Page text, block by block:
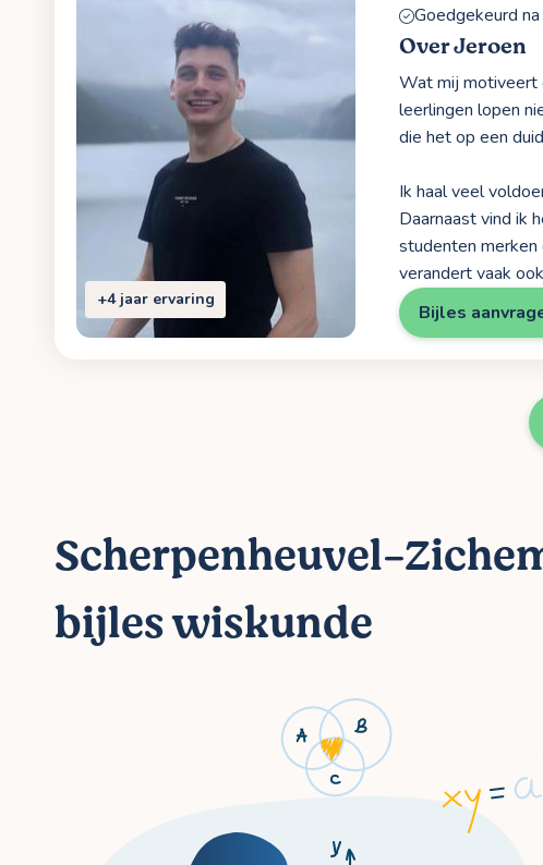
+4 jaar ervaring
Goedgekeurd
Over Jeroen
Wat mij motiveert
leerlingen lopen
die het op een
Ik haal veel
Daarnaast vind ik
studenten
verandert vaak
Bijles
Scherpenheuvel-
bijles wiskunde